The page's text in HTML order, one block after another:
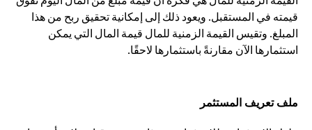
قيمته في المستقبل. ويعود ذلك إلى إمكانية تحقيق ربح من هذا
المبلغ. وتقيس القيمة الزمنية للمال قيمة المال التي يمكن
استثمارها الآن مقارنةً باستثمارها لاحقًا.
ملف تعريف المستثمر